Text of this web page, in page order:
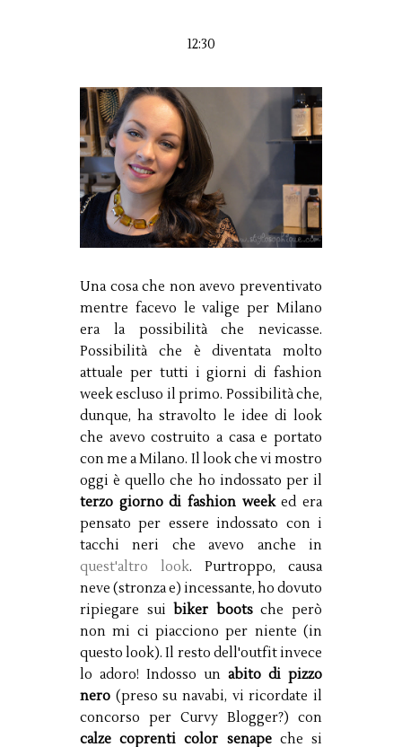
12:30
Una cosa che non avevo preventivato
mentre facevo le valige per Milano
era la possibilità che nevicasse.
Possibilità che è diventata molto
attuale per tutti i giorni di fashion
week escluso il primo. Possibilità che,
dunque, ha stravolto le idee di look
che avevo costruito a casa e portato
con me a Milano. Il look che vi mostro
oggi è quello che ho indossato per il
terzo giorno di fashion weeked era
pensato per essere indossato con i
tacchi neri che avevo anche in
quest'altro look. Purtroppo, causa
neve (stronza e) incessante, ho dovuto
ripiegare sui biker bootsche però
non mi ci piacciono per niente (in
questo look). Il resto dell'outfit invece
lo adoro! Indosso un abito di pizzo
nero (preso su navabi, vi ricordate il
concorso per Curvy Blogger?) con
calze coprenti color senapeche si